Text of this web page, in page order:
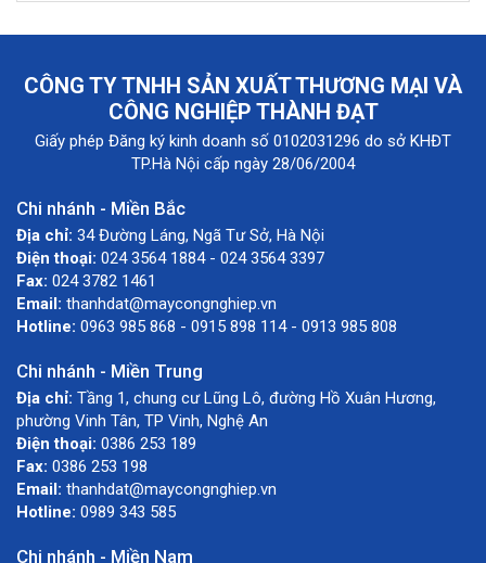
CÔNG TY TNHH SẢN XUẤT THƯƠNG MẠI VÀ
CÔNG NGHIỆP THÀNH ĐẠT
Giấy phép Đăng ký kinh doanh số 0102031296 do sở KHĐT
TP.Hà Nội cấp ngày 28/06/2004
Chi nhánh - Miền Bắc
Địa chỉ: 34 Đường Láng, Ngã Tư Sở, Hà Nội
Điện thoại: 024 3564 1884 - 024 3564 3397
Fax: 024 3782 1461
Email: thanhdat@maycongnghiep.vn
Hotline: 0963 985 868 - 0915 898 114 - 0913 985 808
Chi nhánh - Miền Trung
Địa chỉ: Tầng 1, chung cư Lũng Lô, đường Hồ Xuân Hương,
phường Vinh Tân, TP Vinh, Nghệ An
Điện thoại: 0386 253 189
Fax: 0386 253 198
Email: thanhdat@maycongnghiep.vn
Hotline: 0989 343 585
Chi nhánh - Miền Nam